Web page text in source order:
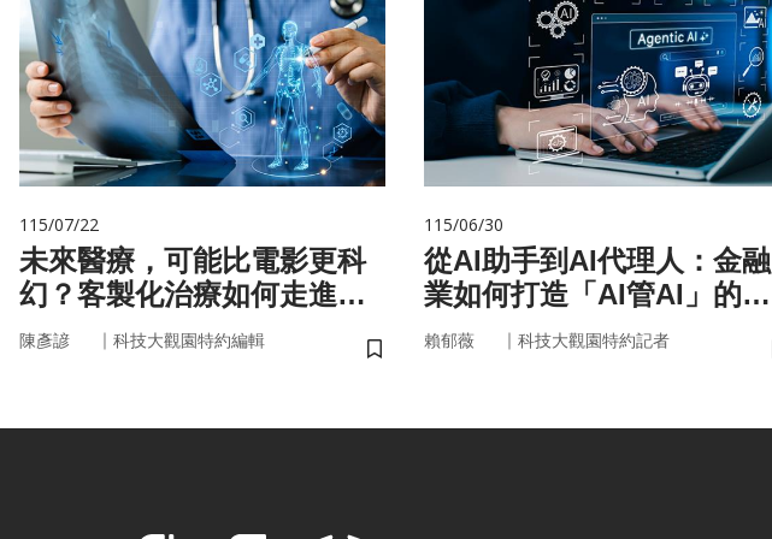
115/07/22
未來醫療，可能比電影更科
幻？客製化治療如何走進真
實世界
陳彥諺 ｜ 科技大觀園特約編輯
儲存書籤
115/06/30
從AI助手到AI代理人：金融
業如何打造「AI管AI」的新
治理模式？
賴郁薇 ｜ 科技大觀園特約記者